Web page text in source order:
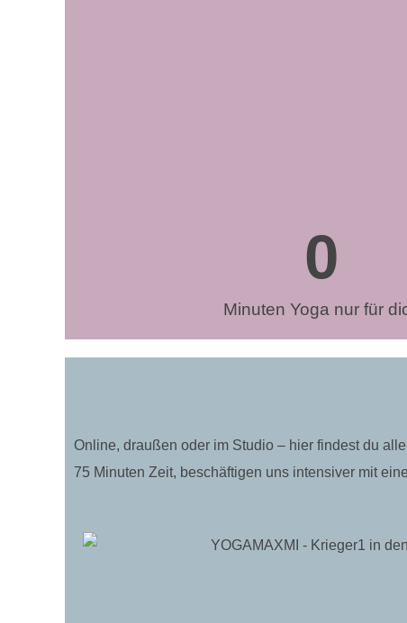
Minuten Yoga nur für
0
Online, draußen oder im Studio – hier findest du
75 Minuten Zeit, beschäftigen uns intensiver mit